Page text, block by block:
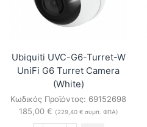
ποσότητα
Ubiquiti UVC-G6-Turret-W
UniFi G6 Turret Camera
(White)
Κωδικός Προϊόντος: 69152698
185,00 € (229,40 €συμπ. ΦΠΑ)